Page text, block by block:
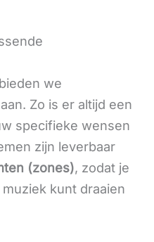
we
Zo is er altijd een
specifieke wensen
zijn leverbaar
(zones), zodat je
kunt draaien